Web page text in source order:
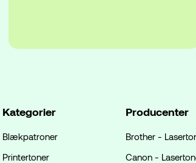
Kategorier
Blækpatroner
Printertoner
Producenter
Brother -
Canon -